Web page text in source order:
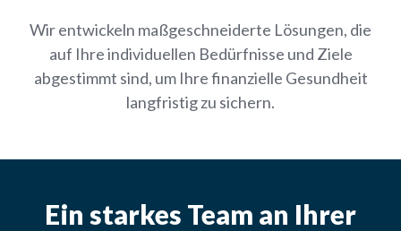
Wir entwickeln maßgeschneiderte Lösungen, die
auf Ihre individuellen Bedürfnisse und Ziele
abgestimmt sind, um Ihre finanzielle Gesundheit
langfristig zu sichern.
Ein starkes Team an Ihrer